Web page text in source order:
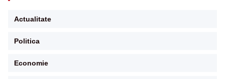
Actualitate
Politica
Economie